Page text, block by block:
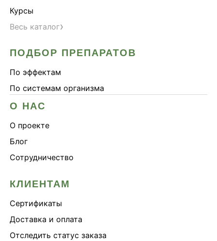
Курсы
Весь каталог›
ПОДБОР ПРЕПАРАТОВ
По эффектам
По системам организма
О НАС
О проекте
Блог
Сотрудничество
КЛИЕНТАМ
Сертификаты
Доставка и оплата
Отследить статус заказа